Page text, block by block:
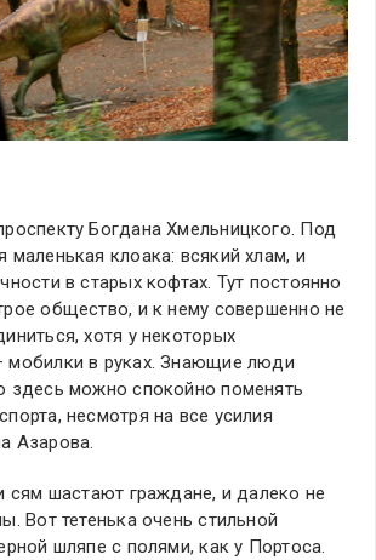
Богдана Хмельницкого. Под
маленькая клоака: всякий хлам, и
в старых кофтах. Тут постоянно
общество, и к нему совершенно не
хотя у некоторых
мобилки в руках. Знающие люди
здесь можно спокойно поменять
несмотря на все усилия
Азарова.
сям шастают граждане, и далеко не
Вот тетенька очень стильной
шляпе с полями, как у Портоса.